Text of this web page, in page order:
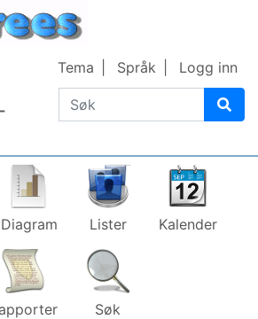
Søk
Tema Språk Logg inn
Diagram Lister Kalender
Søk